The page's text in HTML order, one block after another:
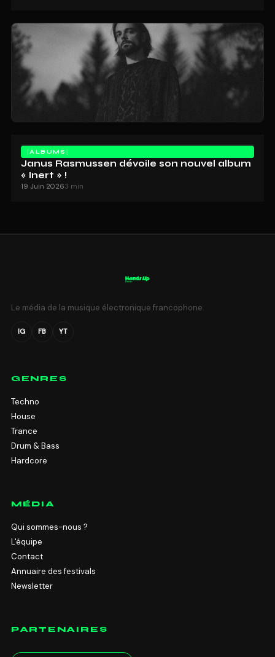
ALBUMS
Janus Rasmussen dévoile son nouvel album
« Inert » !
19 Juin 20263 min
Le média de la musique électronique francophone.
IG FB YT
GENRES
Techno
House
Trance
Drum & Bass
Hardcore
MÉDIA
Qui sommes-nous ?
L'équipe
Contact
Annuaire des festivals
Newsletter
PARTENAIRES